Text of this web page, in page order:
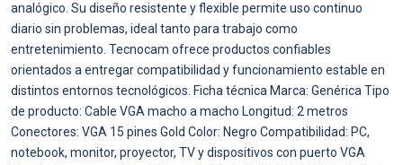
analógico. Su diseño resistente y flexible permite uso continuo
diario sin problemas, ideal tanto para trabajo como
entretenimiento. Tecnocam ofrece productos confiables
orientados a entregar compatibilidad y funcionamiento estable en
distintos entornos tecnológicos. Ficha técnica Marca: Genérica Tipo
de producto: Cable VGA macho a macho Longitud: 2 metros
Conectores: VGA 15 pines Gold Color: Negro Compatibilidad: PC,
notebook, monitor, proyector, TV y dispositivos con puerto VGA